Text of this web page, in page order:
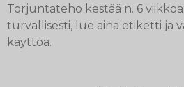
Torjuntateho kestää n. 6
turvallisesti, lue aina etiketti ja
käyttöä.